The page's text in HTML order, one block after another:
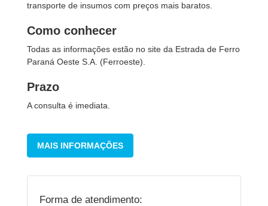
transporte de insumos com preços mais baratos.
Como conhecer
Todas as informações estão no site da Estrada de Ferro
Paraná Oeste S.A. (Ferroeste).
Prazo
A consulta é imediata.
MAIS INFORMAÇÕES
Forma de atendimento: